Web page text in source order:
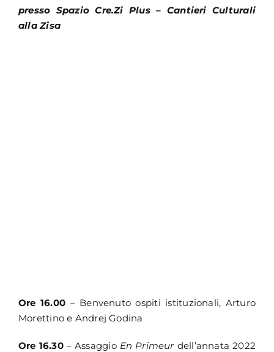
presso Spazio Cre.Zi Plus – Cantieri Culturali
alla Zisa
Ore 16.00 – Benvenuto ospiti istituzionali, Arturo
Morettino e Andrej Godina
Ore 16.30 – Assaggio En Primeur dell’annata 2022